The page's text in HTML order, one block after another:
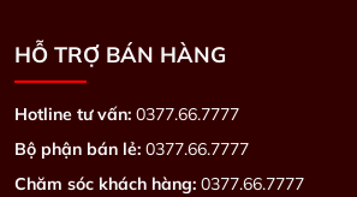
HỖ TRỢ BÁN HÀNG
Hotline tư vấn: 0377.66.7777
Bộ phận bán lẻ: 0377.66.7777
Chăm sóc khách hàng: 0377.66.7777